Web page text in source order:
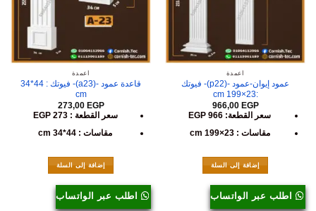
أعمدة
عمود إيوان-عمود -(p22)- فيوتك
:23×199 cm
966,00 EGP
سعر القطعة: 966 EGP
مقاسات : 23×199 cm
إضافة إلى السلة
اطلب عبر الواتساب
أعمدة
قاعدة عمود -(a23)- فيوتك : 44*34
cm
273,00 EGP
سعر القطعة : 273 EGP
مقاسات : 44*34 cm
إضافة إلى السلة
اطلب عبر الواتساب